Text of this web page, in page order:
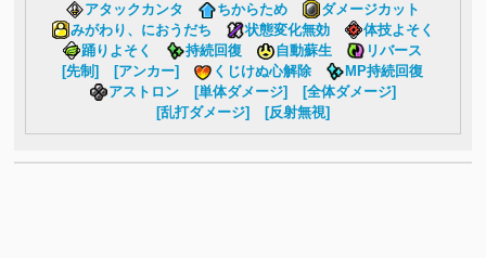
アタックカンタ
ちからため
ダメージカット
みがわり、におうだち
状態変化無効
体技よそく
踊りよそく
持続回復 自動蘇生
リバース
[先制]
[アンカー] くじけぬ心解除
MP持続回復
アストロン
[単体ダメージ]
[全体ダメージ]
[乱打ダメージ]
[反射無視]